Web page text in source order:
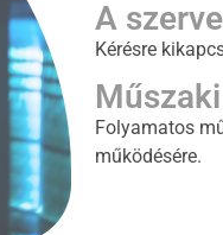
A
Kérésre
Folyamatos
működésére.